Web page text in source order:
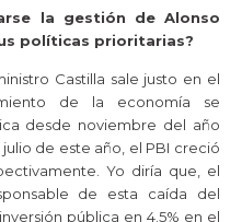
la gestión de Alonso
políticas prioritarias?
Castilla sale justo en el
de la economía se
desde noviembre del año
de este año, el PBI creció
Yo diría que, el
de esta caída del
pública en 4.5% en el